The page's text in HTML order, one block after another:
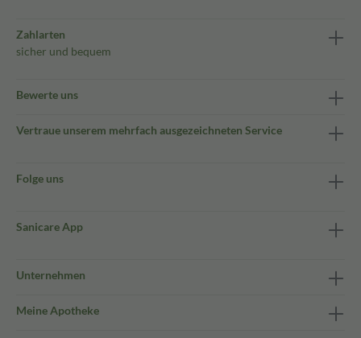
Zahlarten
sicher und bequem
Bewerte uns
Vertraue unserem mehrfach ausgezeichneten Service
Folge uns
Sanicare App
Unternehmen
Meine Apotheke